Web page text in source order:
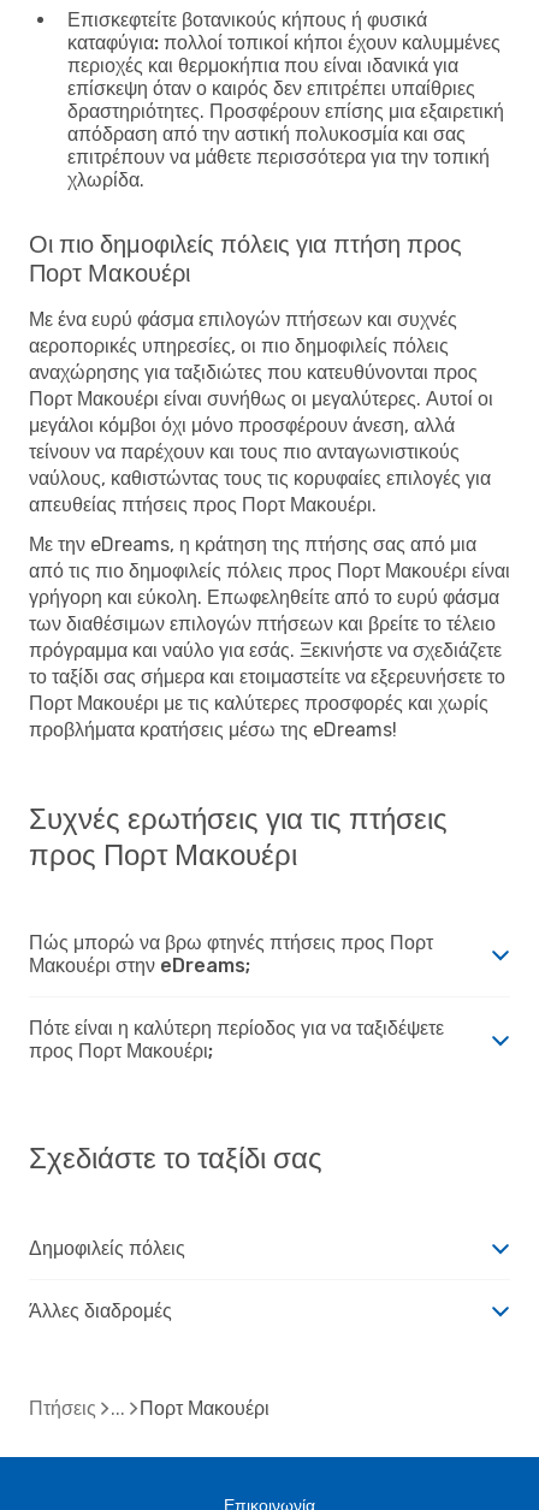
Επισκεφτείτε βοτανικούς κήπους ή φυσικά
καταφύγια: πολλοί τοπικοί κήποι έχουν καλυμμένες
περιοχές και θερμοκήπια που είναι ιδανικά για
επίσκεψη όταν ο καιρός δεν επιτρέπει υπαίθριες
δραστηριότητες. Προσφέρουν επίσης μια εξαιρετική
απόδραση από την αστική πολυκοσμία και σας
επιτρέπουν να μάθετε περισσότερα για την τοπική
χλωρίδα.
Οι πιο δημοφιλείς πόλεις για πτήση προς
Πορτ Μακουέρι
Με ένα ευρύ φάσμα επιλογών πτήσεων και συχνές
αεροπορικές υπηρεσίες, οι πιο δημοφιλείς πόλεις
αναχώρησης για ταξιδιώτες που κατευθύνονται προς
Πορτ Μακουέρι είναι συνήθως οι μεγαλύτερες. Αυτοί οι
μεγάλοι κόμβοι όχι μόνο προσφέρουν άνεση, αλλά
τείνουν να παρέχουν και τους πιο ανταγωνιστικούς
ναύλους, καθιστώντας τους τις κορυφαίες επιλογές για
απευθείας πτήσεις προς Πορτ Μακουέρι.
Με την eDreams, η κράτηση της πτήσης σας από μια
από τις πιο δημοφιλείς πόλεις προς Πορτ Μακουέρι είναι
γρήγορη και εύκολη. Επωφεληθείτε από το ευρύ φάσμα
των διαθέσιμων επιλογών πτήσεων και βρείτε το τέλειο
πρόγραμμα και ναύλο για εσάς. Ξεκινήστε να σχεδιάζετε
το ταξίδι σας σήμερα και ετοιμαστείτε να εξερευνήσετε το
Πορτ Μακουέρι με τις καλύτερες προσφορές και χωρίς
προβλήματα κρατήσεις μέσω της eDreams!
Συχνές ερωτήσεις για τις πτήσεις
προς Πορτ Μακουέρι
Πώς μπορώ να βρω φτηνές πτήσεις προς Πορτ
Μακουέρι στην eDreams;
Πότε είναι η καλύτερη περίοδος για να ταξιδέψετε
προς Πορτ Μακουέρι;
Σχεδιάστε το ταξίδι σας
Δημοφιλείς πόλεις
Άλλες διαδρομές
Πτήσεις Πορτ Μακουέρι
Επικοινωνία